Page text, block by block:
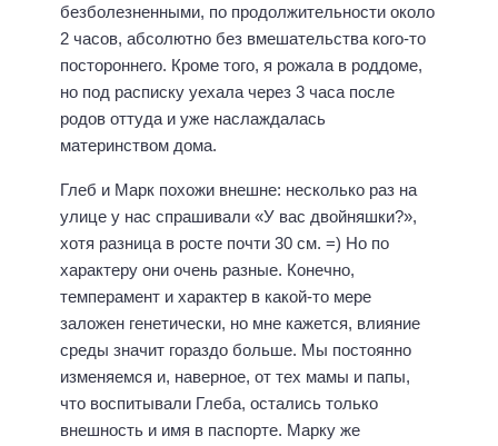
безболезненными, по продолжительности около
2 часов, абсолютно без вмешательства кого-то
постороннего. Кроме того, я рожала в роддоме,
но под расписку уехала через 3 часа после
родов оттуда и уже наслаждалась
материнством дома.
Глеб и Марк похожи внешне: несколько раз на
улице у нас спрашивали «У вас двойняшки?»,
хотя разница в росте почти 30 см. =) Но по
характеру они очень разные. Конечно,
темперамент и характер в какой-то мере
заложен генетически, но мне кажется, влияние
среды значит гораздо больше. Мы постоянно
изменяемся и, наверное, от тех мамы и папы,
что воспитывали Глеба, остались только
внешность и имя в паспорте. Марку же